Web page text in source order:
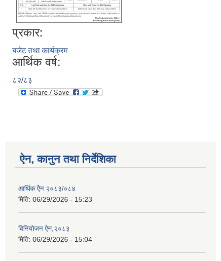
प्रकार:
बजेट तथा कार्यक्रम
आर्थिक वर्ष:
८२/८३
ऐन, कानुन तथा निर्देशिका
आर्थिक ऐेन २०८३/०८४
मिति: 06/29/2026 - 15:23
विनियोजन ऐन,२०८३
मिति: 06/29/2026 - 15:04